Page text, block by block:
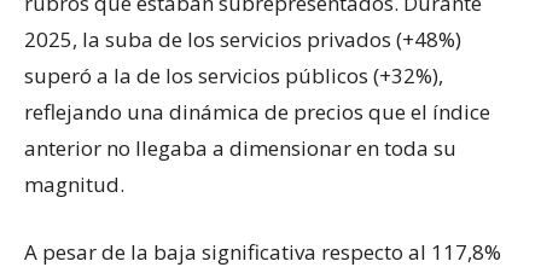
2025, la suba de los servicios privados (+48%)
superó a la de los servicios públicos (+32%),
reflejando una dinámica de precios que el índice
anterior no llegaba a dimensionar en toda su
magnitud.
A pesar de la baja significativa respecto al 117,8%